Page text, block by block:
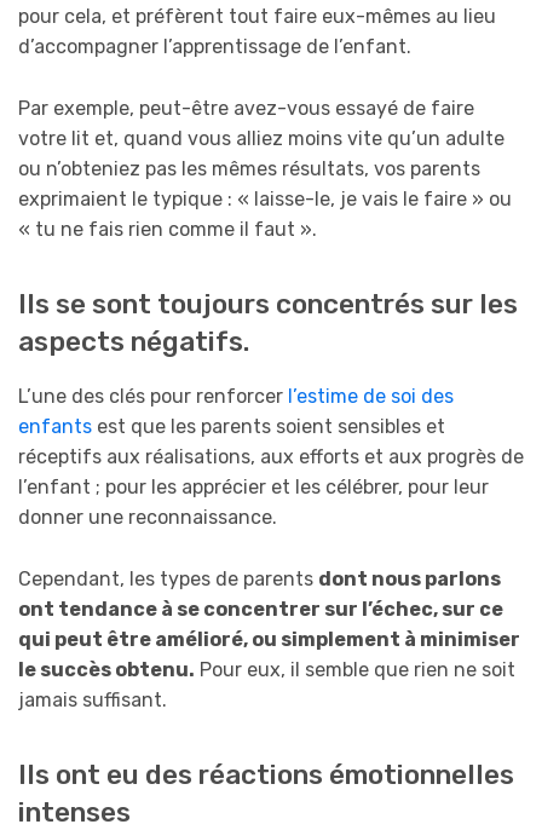
pour cela, et préfèrent tout faire eux-mêmes au lieu
d’accompagner l’apprentissage de l’enfant.
Par exemple, peut-être avez-vous essayé de faire
votre lit et, quand vous alliez moins vite qu’un adulte
ou n’obteniez pas les mêmes résultats, vos parents
exprimaient le typique : « laisse-le, je vais le faire » ou
« tu ne fais rien comme il faut ».
Ils se sont toujours concentrés sur les
aspects négatifs.
L’une des clés pour renforcer l’estime de soi des
enfants est que les parents soient sensibles et
réceptifs aux réalisations, aux efforts et aux progrès de
l’enfant ; pour les apprécier et les célébrer, pour leur
donner une reconnaissance.
Cependant, les types de parents dont nous parlons
ont tendance à se concentrer sur l’échec, sur ce
qui peut être amélioré, ou simplement à minimiser
le succès obtenu. Pour eux, il semble que rien ne soit
jamais suffisant.
Ils ont eu des réactions émotionnelles
intenses